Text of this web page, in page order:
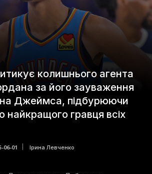
колишнього агента
за його зауваження
Джеймса, підбурюючи
найкращого гравця всіх
06-01 Ірина Левченко